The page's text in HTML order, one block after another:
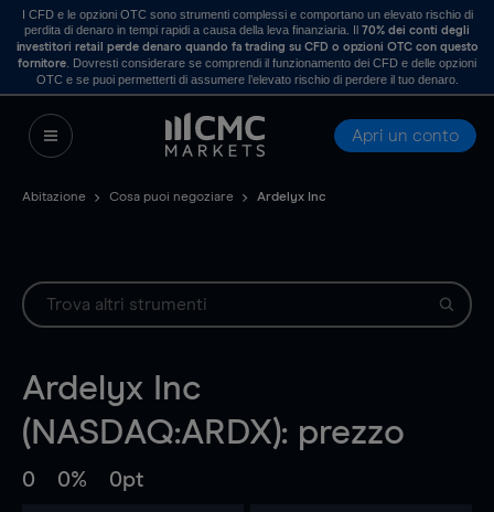
I CFD e le opzioni OTC sono strumenti complessi e comportano un elevato rischio di
perdita di denaro in tempi rapidi a causa della leva finanziaria. Il70% dei conti degli
investitori retail perde denaro quando fa trading su CFD o opzioni OTC con questo
fornitore . Dovresti considerare se comprendi il funzionamento dei CFD e delle opzioni
OTC e se puoi permetterti di assumere l’elevato rischio di perdere il tuo denaro.
Apri un conto
Abitazione Cosa puoi negoziare Ardelyx Inc
Ardelyx Inc
(NASDAQ:ARDX): prezzo
0 0% 0pt